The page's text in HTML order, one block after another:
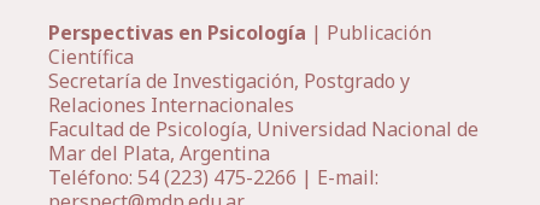
Perspectivas en Psicología | Publicación
Científica
Secretaría de Investigación, Postgrado y
Relaciones Internacionales
Facultad de Psicología, Universidad Nacional de
Mar del Plata, Argentina
Teléfono: 54 (223) 475-2266 | E-mail: